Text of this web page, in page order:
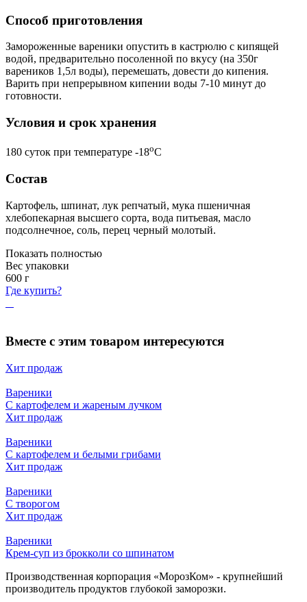
Способ приготовления
Замороженные вареники опустить в кастрюлю с кипящей
водой, предварительно посоленной по вкусу (на 350г
вареников 1,5л воды), перемешать, довести до кипения.
Варить при непрерывном кипении воды 7-10 минут до
готовности.
Условия и срок хранения
180 суток при температуре -18oС
Состав
Картофель, шпинат, лук репчатый, мука пшеничная
хлебопекарная высшего сорта, вода питьевая, масло
подсолнечное, соль, перец черный молотый.
Показать полностью
Вес упаковки
600 г
Где купить?
Вместе с этим товаром интересуются
Хит продаж
Вареники
С картофелем и жареным лучком
Хит продаж
Вареники
С картофелем и белыми грибами
Хит продаж
Вареники
С творогом
Хит продаж
Вареники
Крем-суп из брокколи со шпинатом
Производственная корпорация «МорозКом» - крупнейший
производитель продуктов глубокой заморозки.